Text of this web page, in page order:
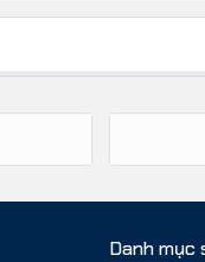
Danh mục